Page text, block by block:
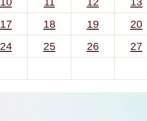
17 18 19
20
24 25 26
27